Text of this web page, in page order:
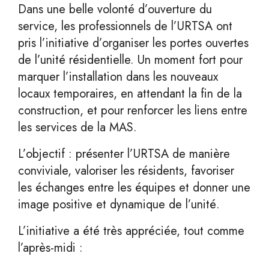
Dans une belle volonté d’ouverture du
service, les professionnels de l’URTSA ont
pris l’initiative d’organiser les portes ouvertes
de l’unité résidentielle. Un moment fort pour
marquer l’installation dans les nouveaux
locaux temporaires, en attendant la fin de la
construction, et pour renforcer les liens entre
les services de la MAS.
L’objectif : présenter l’URTSA de manière
conviviale, valoriser les résidents, favoriser
les échanges entre les équipes et donner une
image positive et dynamique de l’unité.
L’initiative a été très appréciée, tout comme
l’après-midi :